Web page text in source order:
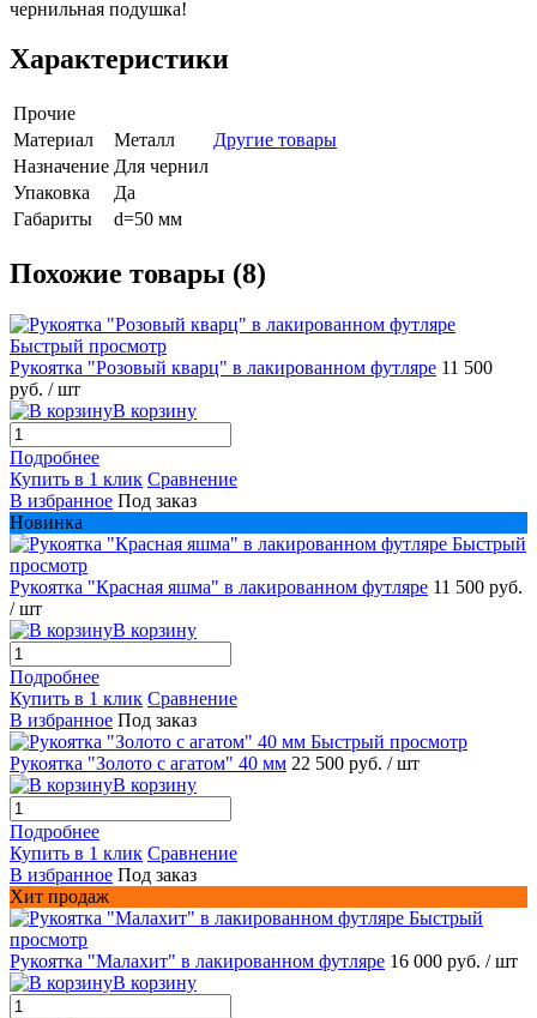
чернильная подушка!
Характеристики
Прочие
Материал
Металл
Другие товары
Назначение Для чернил
Упаковка
Да
Габариты
d=50 мм
Похожие товары (8)
Быстрый просмотр
Рукоятка "Розовый кварц" в лакированном футляре 11 500
руб. / шт
В корзину
Подробнее
Купить в 1 клик Сравнение
В избранное Под заказ
Новинка
Быстрый
просмотр
Рукоятка "Красная яшма" в лакированном футляре 11 500 руб.
/ шт
В корзину
Подробнее
Купить в 1 клик Сравнение
В избранное Под заказ
Быстрый просмотр
Рукоятка "Золото с агатом" 40 мм 22 500 руб. / шт
В корзину
Подробнее
Купить в 1 клик Сравнение
В избранное Под заказ
Хит продаж
Быстрый
просмотр
Рукоятка "Малахит" в лакированном футляре 16 000 руб. / шт
В корзину